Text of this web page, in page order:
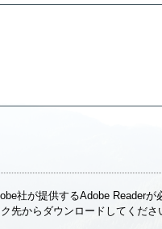
社が提供するAdobe Readerが
先からダウンロードしてくださ